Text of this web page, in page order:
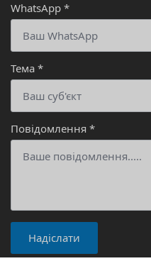
WhatsApp *
Тема *
Повідомлення *
Надіслати